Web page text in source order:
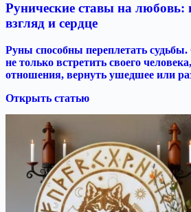
Рунические ставы на любовь:
взгляд и сердце
Руны способны переплетать
не только встретить своего
отношения, вернуть ушедшее или
Открыть статью